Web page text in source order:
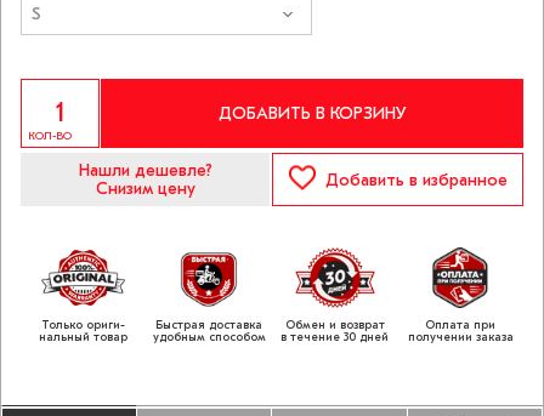
S
КОЛ-ВО
ДОБАВИТЬ В КОРЗИНУ
Нашли дешевле?
Снизим цену
Добавить в избранное
Только ориги­
нальный товар
Быстрая доставка
удобным способом
Обмен и возврат
в течение 30 дней
Оплата при
получении заказа